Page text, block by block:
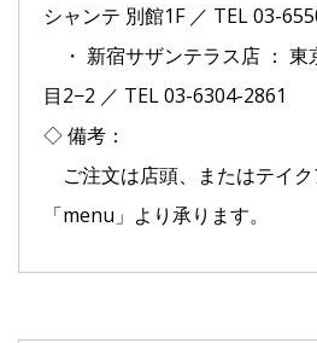
シャンテ 別館1F ／ TEL 03-
・ 新宿サザンテラス店 ： 東
目2−2 ／ TEL 03-6304-2861
◇ 備考：
ご注文は店頭、またはテイク
「menu」より承ります。